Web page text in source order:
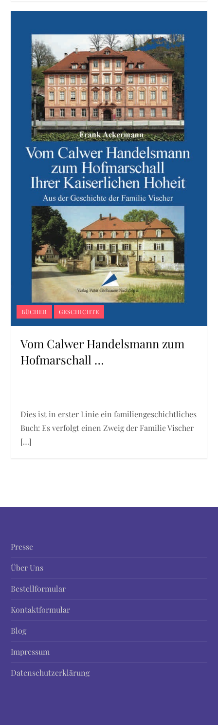
BÜCHER GESCHICHTE
Vom Calwer Handelsmann zum
Hofmarschall …
Dies ist in erster Linie ein familiengeschichtliches
Buch: Es verfolgt einen Zweig der Familie Vischer
[…]
Presse
Über Uns
Bestellformular
Kontaktformular
Blog
Impressum
Datenschutzerklärung